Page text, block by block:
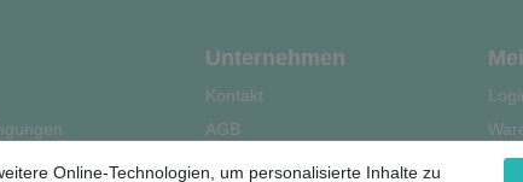
Online-Technologien, um personalisierte Inhalte zu
Unternehmen
Kontakt
AGB